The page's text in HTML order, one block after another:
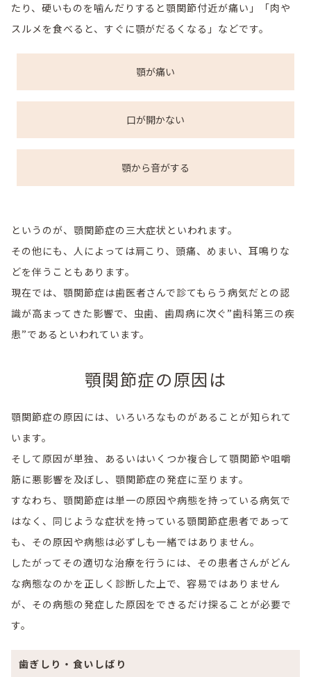
たり、硬いものを噛んだりすると顎関節付近が痛い」「肉や
スルメを食べると、すぐに顎がだるくなる」などです。
顎が痛い
口が開かない
顎から音がする
というのが、顎関節症の三大症状といわれます。
その他にも、人によっては肩こり、頭痛、めまい、耳鳴りな
どを伴うこともあります。
現在では、顎関節症は歯医者さんで診てもらう病気だとの認
識が高まってきた影響で、虫歯、歯周病に次ぐ”歯科第三の疾
患”であるといわれています。
顎関節症の原因は
顎関節症の原因には、いろいろなものがあることが知られて
います。
そして原因が単独、あるいはいくつか複合して顎関節や咀嚼
筋に悪影響を及ぼし、顎関節症の発症に至ります。
すなわち、顎関節症は単一の原因や病態を持っている病気で
はなく、同じような症状を持っている顎関節症患者であって
も、その原因や病態は必ずしも一緒ではありません。
したがってその適切な治療を行うには、その患者さんがどん
な病態なのかを正しく診断した上で、容易ではありません
が、その病態の発症した原因をできるだけ探ることが必要で
す。
歯ぎしり・食いしばり